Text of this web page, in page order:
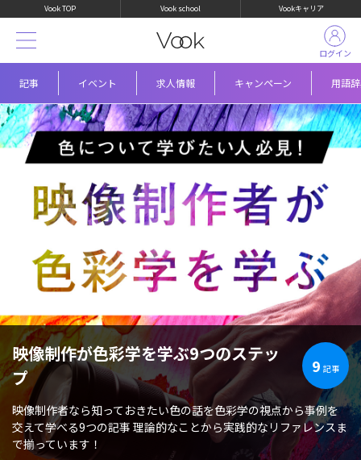
Vook TOP Vook school Vookキャリア
記事 イベント 求人情報 キャンペーン 用語
ログイン
映像制作が色彩学を学ぶ9つのステッ
プ
9 記事
映像制作者なら知っておきたい色の話を色彩学の視点から事例を
交えて学べる9つの記事 理論的なことから実践的なリファレンスま
で揃っています！